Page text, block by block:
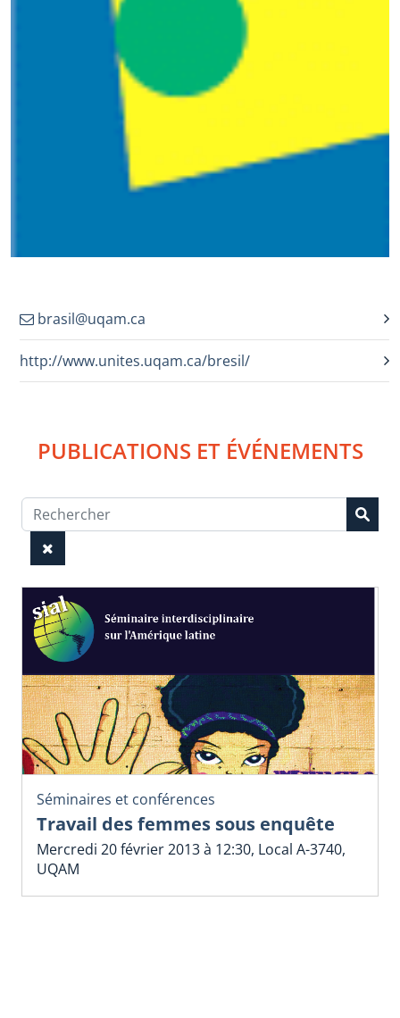
brasil@uqam.ca
http://www.unites.uqam.ca/bresil/
PUBLICATIONS ET ÉVÉNEMENTS
Séminaires et conférences
Travail des femmes sous enquête
Mercredi 20 février 2013 à 12:30, Local A-­3740,
UQAM